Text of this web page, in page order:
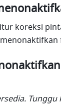
koreksi
Tunggu